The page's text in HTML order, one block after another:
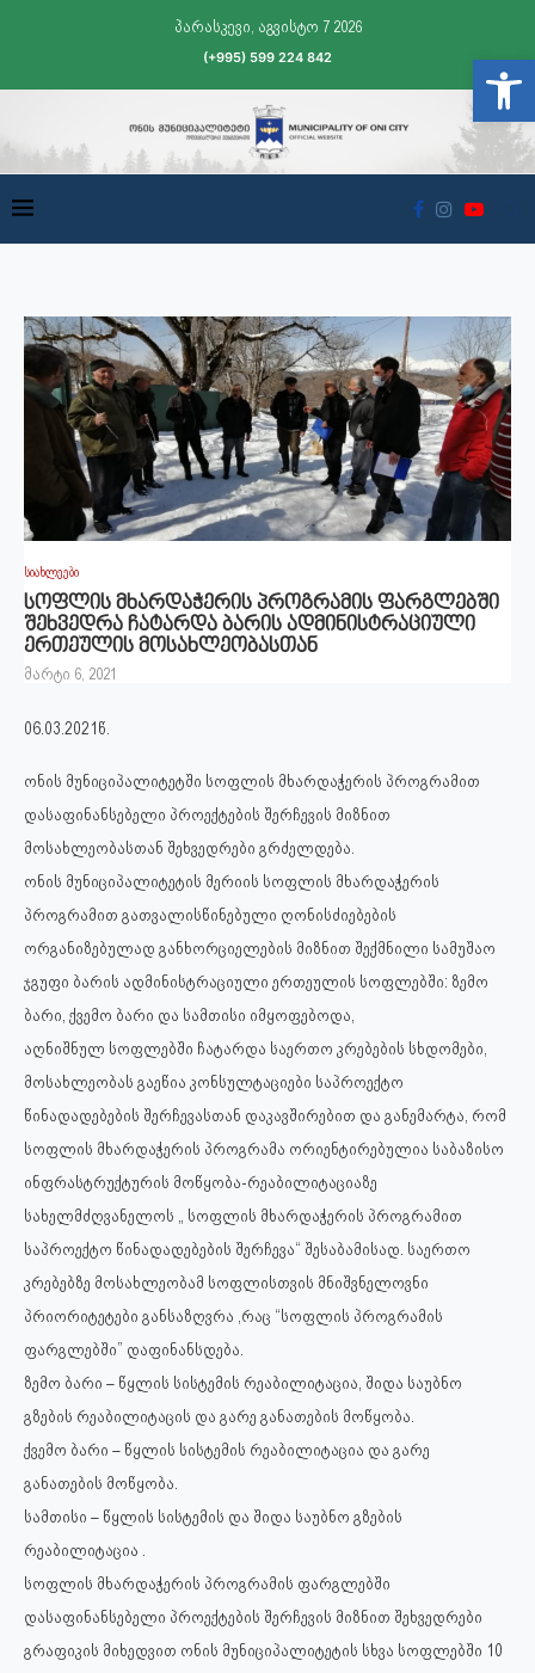
პარასკევი, აგვისტო 7 2026
(+995) 599 224 842
სიახლეები
სოფლის მხარდაჭერის პროგრამის ფარგლებში
შეხვედრა ჩატარდა ბარის ადმინისტრაციული
ერთეულის მოსახლეობასთან
მარტი 6, 2021
06.03.2021წ.
ონის მუნიციპალიტეტში სოფლის მხარდაჭერის პროგრამით
დასაფინანსებელი პროექტების შერჩევის მიზნით
მოსახლეობასთან შეხვედრები გრძელდება.
ონის მუნიციპალიტეტის მერიის სოფლის მხარდაჭერის
პროგრამით გათვალისწინებული ღონისძიებების
ორგანიზებულად განხორციელების მიზნით შექმნილი სამუშაო
ჯგუფი ბარის ადმინისტრაციული ერთეულის სოფლებში: ზემო
ბარი, ქვემო ბარი და სამთისი იმყოფებოდა,
აღნიშნულ სოფლებში ჩატარდა საერთო კრებების სხდომები,
მოსახლეობას გაეწია კონსულტაციები საპროექტო
წინადადებების შერჩევასთან დაკავშირებით და განემარტა, რომ
სოფლის მხარდაჭერის პროგრამა ორიენტირებულია საბაზისო
ინფრასტრუქტურის მოწყობა-რეაბილიტაციაზე
სახელმძღვანელოს „ სოფლის მხარდაჭერის პროგრამით
საპროექტო წინადადებების შერჩევა“ შესაბამისად. საერთო
კრებებზე მოსახლეობამ სოფლისთვის მნიშვნელოვნი
პრიორიტეტები განსაზღვრა ,რაც “სოფლის პროგრამის
ფარგლებში” დაფინანსდება.
ზემო ბარი – წყლის სისტემის რეაბილიტაცია, შიდა საუბნო
გზების რეაბილიტაცის და გარე განათების მოწყობა.
ქვემო ბარი – წყლის სისტემის რეაბილიტაცია და გარე
განათების მოწყობა.
სამთისი – წყლის სისტემის და შიდა საუბნო გზების
რეაბილიტაცია .
სოფლის მხარდაჭერის პროგრამის ფარგლებში
დასაფინანსებელი პროექტების შერჩევის მიზნით შეხვედრები
გრაფიკის მიხედვით ონის მუნიციპალიტეტის სხვა სოფლებში 10